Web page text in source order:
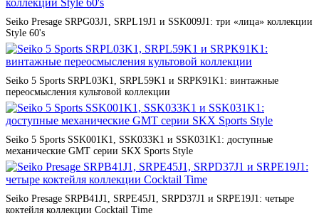
Seiko Presage SRPG03J1, SRPL19J1 и SSK009J1: три «лица» коллекции
Style 60's
Seiko 5 Sports SRPL03K1, SRPL59K1 и SRPK91K1: винтажные
переосмысления культовой коллекции
Seiko 5 Sports SSK001K1, SSK033K1 и SSK031K1: доступные
механические GMT серии SKX Sports Style
Seiko Presage SRPB41J1, SRPE45J1, SRPD37J1 и SRPE19J1: четыре
коктейля коллекции Cocktail Time